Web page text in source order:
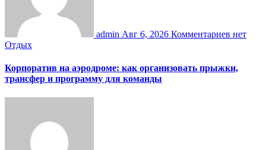
admin Авг 6, 2026 Комментариев нет
Отдых
Корпоратив на аэродроме: как организовать прыжки,
трансфер и программу для команды